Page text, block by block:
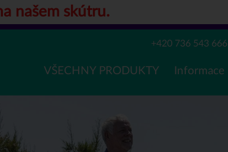
našem skútru.
+420 736 543 666
VŠECHNY PRODUKTY Informace